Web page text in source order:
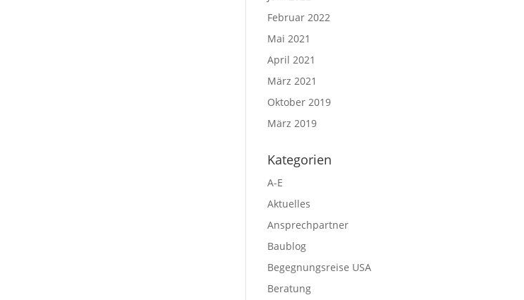
Februar 2022
Mai 2021
April 2021
März 2021
Oktober 2019
März 2019
Kategorien
A-E
Aktuelles
Ansprechpartner
Baublog
Begegnungsreise USA
Beratung